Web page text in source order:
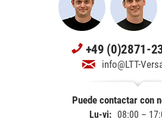
+49 (0)2871-
info@LTT-
Puede contactar con
Lu-vi: 08:00 –